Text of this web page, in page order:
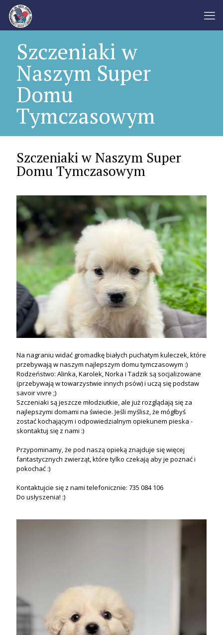
Szczeniaki w
Naszym Super
Domu
Tymczasowym
Szczeniaki w Naszym Super
Domu Tymczasowym
Na nagraniu widać gromadkę białych puchatym kuleczek, które
przebywają w naszym najlepszym domu tymczasowym :)
Rodzeństwo: Alinka, Karolek, Norka i Tadzik są socjalizowane
(przebywają w towarzystwie innych psów) i uczą się podstaw
savoir vivre ;)
Szczeniaki są jeszcze młodziutkie, ale już rozglądają się za
najlepszymi domami na świecie. Jeśli myślisz, że mógłbyś
zostać kochającym i odpowiedzialnym opiekunem pieska -
skontaktuj się z nami :)
Przypominamy, że pod naszą opieką znajduje się więcej
fantastycznych zwierząt, które tylko czekają aby je poznać i
pokochać :)
Kontaktujcie się z nami telefonicznie: 735 084 106
Do usłyszenia! :)